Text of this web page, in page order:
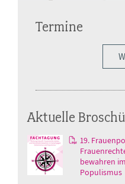
Termine
Aktuelle
19.
bewahren
Populismus